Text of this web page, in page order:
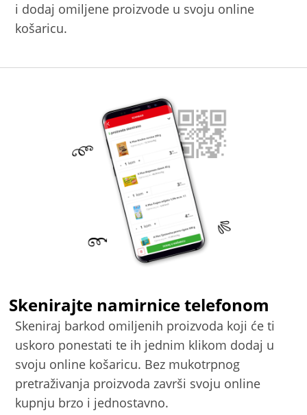
i dodaj omiljene proizvode u svoju online
košaricu.
Skenirajte namirnice telefonom
Skeniraj barkod omiljenih proizvoda koji će ti
uskoro ponestati te ih jednim klikom dodaj u
svoju online košaricu. Bez mukotrpnog
pretraživanja proizvoda završi svoju online
kupnju brzo i jednostavno.